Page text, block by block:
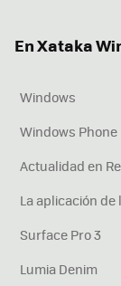
En Xataka
Windows
Windows Phone
Actualidad en
La aplicación de
Surface Pro 3
Lumia Denim